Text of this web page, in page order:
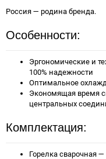
Россия — родина бренда.
Особенности:
Эргономические и
100% надежности
Оптимальное
Экономящая время
центральных
Комплектация:
Горелка сварочная —